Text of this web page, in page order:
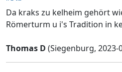
Da kraks zu kelheim gehört
Römerturm u i's Tradition in
Thomas D (Siegenburg, 2023-